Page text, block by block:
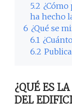
5.2
ha hecho
6 ¿Qué se
6.1
6.2
¿QUÉ ES
DEL